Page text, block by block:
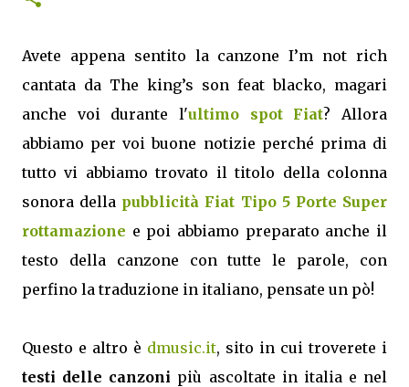
Avete appena sentito la canzone I’m not rich
cantata da The king’s son feat blacko, magari
anche voi durante l'ultimo spot Fiat? Allora
abbiamo per voi buone notizie perché prima di
tutto vi abbiamo trovato il titolo della colonna
sonora della pubblicità Fiat Tipo 5 Porte Super
rottamazione e poi abbiamo preparato anche il
testo della canzone con tutte le parole, con
perfino la traduzione in italiano, pensate un pò!
Questo e altro è dmusic.it, sito in cui troverete i
testi delle canzoni più ascoltate in italia e nel